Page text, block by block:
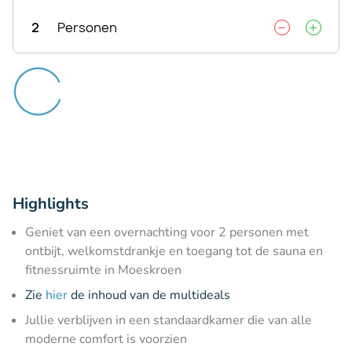
2 Personen
Highlights
Geniet van een overnachting voor 2 personen met
ontbijt, welkomstdrankje en toegang tot de sauna en
fitnessruimte in Moeskroen
Zie hierde inhoud van de multideals
Jullie verblijven in een standaardkamer die van alle
moderne comfort is voorzien